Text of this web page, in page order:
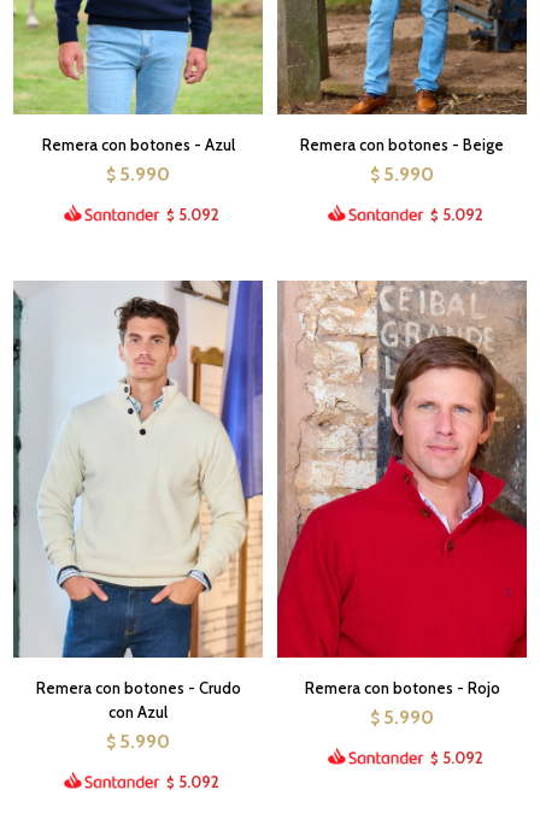
Remera con botones - Azul
$ 5.990
$ 5.092
Remera con botones - Beige
$ 5.990
$ 5.092
Remera con botones - Crudo
con Azul
$ 5.990
$ 5.092
Remera con botones - Rojo
$ 5.990
$ 5.092